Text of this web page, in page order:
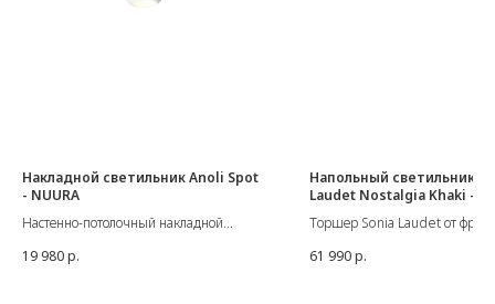
Накладной светильник Anoli Spot
- NUURA
Настенно-потолочный накладной
бренда Nuura
19 980р.
Напольный светильник
Laudet Nostalgia Khaki -
Торшер Sonia Laudet от
Размер - Диаметр 60 см. В
61 990р.